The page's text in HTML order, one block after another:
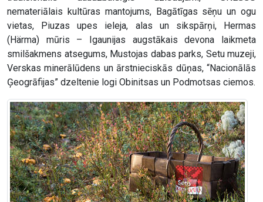
nemateriālais kultūras mantojums, Bagātīgas sēņu un ogu
vietas, Piuzas upes ieleja, alas un sikspārņi, Hermas
(Härma) mūris – Igaunijas augstākais devona laikmeta
smilšakmens atsegums, Mustojas dabas parks, Setu muzeji,
Verskas minerālūdens un ārstnieciskās dūņas, “Nacionālās
Ģeogrāfijas” dzeltenie logi Obinitsas un Podmotsas ciemos.